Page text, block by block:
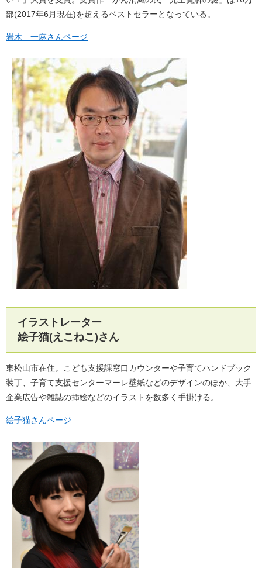
部(2017年6月現在)を超えるベストセラーとなっている。
岩木 一麻さんページ
イラストレーター
絵子猫(えこねこ)さん
東松山市在住。こども支援課窓口カウンターや子育てハンドブック
装丁、子育て支援センターマーレ壁紙などのデザインのほか、大手
企業広告や雑誌の挿絵などのイラストを数多く手掛ける。
絵子猫さんページ